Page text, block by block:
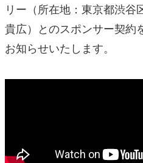
リー（所在地：東京都渋谷
貴広）とのスポンサー契約
お知らせいたします。